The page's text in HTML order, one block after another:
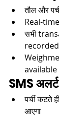
तौल और
Real-
सभी
recorded​
available​
SMS
पर्ची कटते
आएगा​